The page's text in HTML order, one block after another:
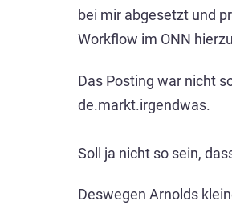
bei mir abgesetzt und
Workflow im ONN
Das Posting war nicht
de.markt.irgendwas.
Soll ja nicht so sein,
Deswegen Arnolds